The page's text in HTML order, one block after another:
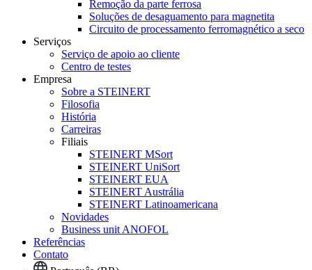
Remoção da parte ferrosa
Soluções de desaguamento para magnetita
Circuito de processamento ferromagnético a seco
Serviços
Serviço de apoio ao cliente
Centro de testes
Empresa
Sobre a STEINERT
Filosofia
História
Carreiras
Filiais
STEINERT MSort
STEINERT UniSort
STEINERT EUA
STEINERT Austrália
STEINERT Latinoamericana
Novidades
Business unit ANOFOL
Referências
Contato